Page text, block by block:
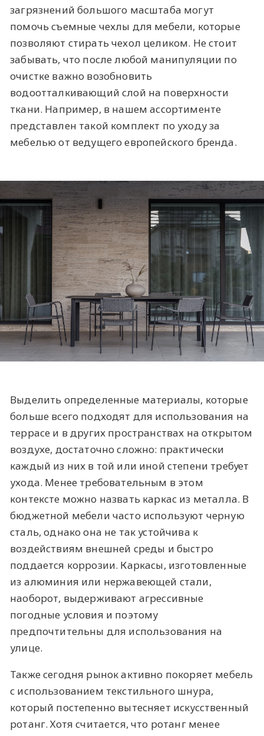
загрязнений большого масштаба могут
помочь съемные чехлы для мебели, которые
позволяют стирать чехол целиком. Не стоит
забывать, что после любой манипуляции по
очистке важно возобновить
водоотталкивающий слой на поверхности
ткани. Например, в нашем ассортименте
представлен такой комплект по уходу за
мебелью от ведущего европейского бренда.
Выделить определенные материалы, которые
больше всего подходят для использования на
террасе и в других пространствах на открытом
воздухе, достаточно сложно: практически
каждый из них в той или иной степени требует
ухода. Менее требовательным в этом
контексте можно назвать каркас из металла. В
бюджетной мебели часто используют черную
сталь, однако она не так устойчива к
воздействиям внешней среды и быстро
поддается коррозии. Каркасы, изготовленные
из алюминия или нержавеющей стали,
наоборот, выдерживают агрессивные
погодные условия и поэтому
предпочтительны для использования на
улице.
Также сегодня рынок активно покоряет мебель
с использованием текстильного шнура,
который постепенно вытесняет искусственный
ротанг. Хотя считается, что ротанг менее